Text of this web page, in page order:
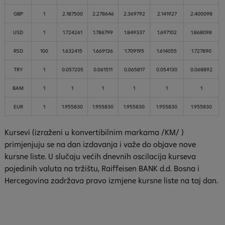
GBP 1 2.187500 2.278646 2.369792 2.141927 2.400098
USD 1 1.724261 1.786799 1.849337 1.697102 1.868098
RSD 100 1.632415 1.669136 1.709195 1.614055 1.727890
TRY 1 0.057205 0.061511 0.065817 0.054130 0.068892
BAM 1 1 1 1 1 1
EUR 1 1.955830 1.955830 1.955830 1.955830 1.955830
Kursevi (izraženi u konvertibilnim markama /KM/ )
primjenjuju se na dan izdavanja i važe do objave nove
kursne liste. U slučaju većih dnevnih oscilacija kurseva
pojedinih valuta na tržištu, Raiffeisen BANK d.d. Bosna i
Hercegovina zadržava pravo izmjene kursne liste na taj dan.